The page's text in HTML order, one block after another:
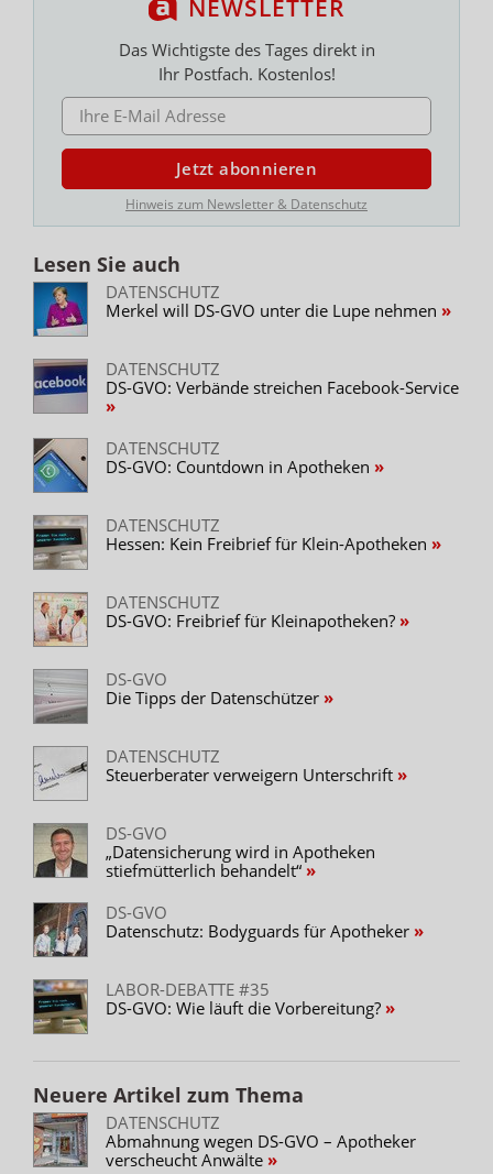
NEWSLETTER
Das Wichtigste des Tages direkt in
Ihr Postfach. Kostenlos!
E-MAIL ADRESSE
Jetzt abonnieren
Hinweis zum Newsletter & Datenschutz
Lesen Sie auch
DATENSCHUTZ
Merkel will DS-GVO unter die Lupe nehmen
DATENSCHUTZ
DS-GVO: Verbände streichen Facebook-Service
DATENSCHUTZ
DS-GVO: Countdown in Apotheken
DATENSCHUTZ
Hessen: Kein Freibrief für Klein-Apotheken
DATENSCHUTZ
DS-GVO: Freibrief für Kleinapotheken?
DS-GVO
Die Tipps der Datenschützer
DATENSCHUTZ
Steuerberater verweigern Unterschrift
DS-GVO
„Datensicherung wird in Apotheken
stiefmütterlich behandelt“
DS-GVO
Datenschutz: Bodyguards für Apotheker
LABOR-DEBATTE #35
DS-GVO: Wie läuft die Vorbereitung?
Neuere Artikel zum Thema
DATENSCHUTZ
Abmahnung wegen DS-GVO – Apotheker
verscheucht Anwälte